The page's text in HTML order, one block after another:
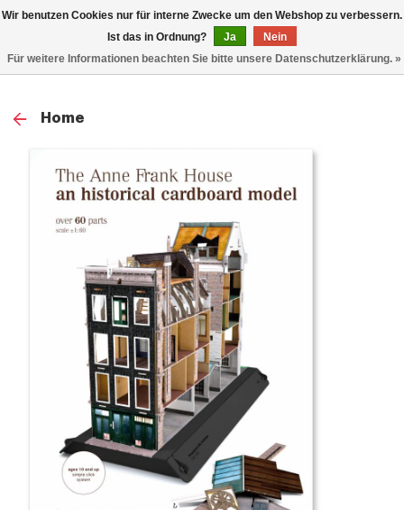
0
Home
Wir benutzen Cookies nur für interne Zwecke um den Webshop zu verbessern.
Ist das in Ordnung?
Ja
Nein
Für weitere Informationen beachten Sie bitte unsere Datenschutzerklärung. »